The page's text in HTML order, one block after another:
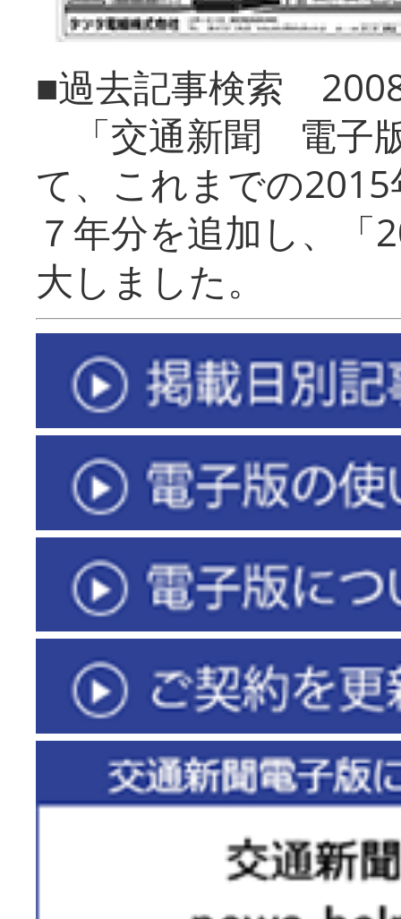
■過去記事検索
「交通新聞 電子
て、これまでの
７年分を追加し、「
大しまし